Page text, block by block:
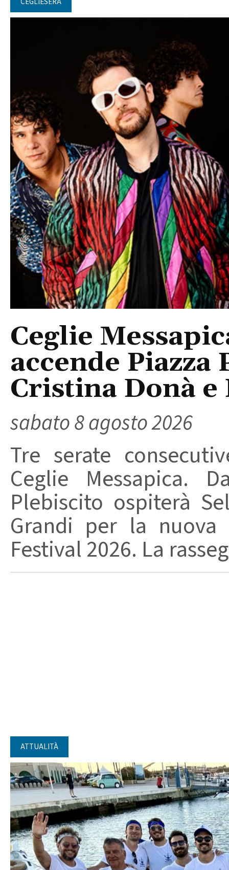
Ceglie
accende
Cristina Donà
sabato 8 agosto 2026
Tre serate
Ceglie Messapica.
Plebiscito ospiterà
Grandi per la
Festival 2026. La
ATTUALITÀ